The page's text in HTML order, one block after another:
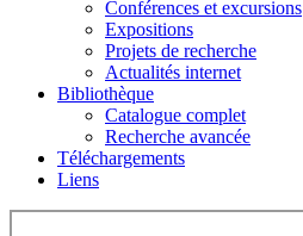
Conférences et excursions
Expositions
Projets de recherche
Actualités internet
Bibliothèque
Catalogue complet
Recherche avancée
Téléchargements
Liens